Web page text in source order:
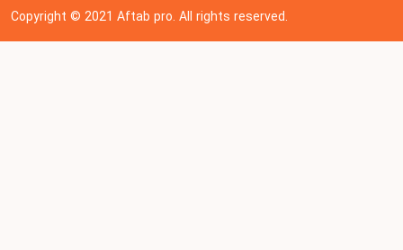
Copyright © 202 1Aftab pro. All rights reserved.